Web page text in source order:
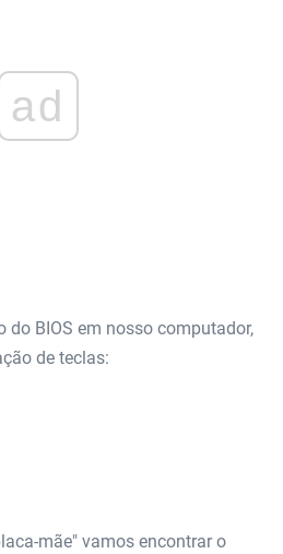
ad
do BIOS em nosso computador,
de teclas:
mãe" vamos encontrar o